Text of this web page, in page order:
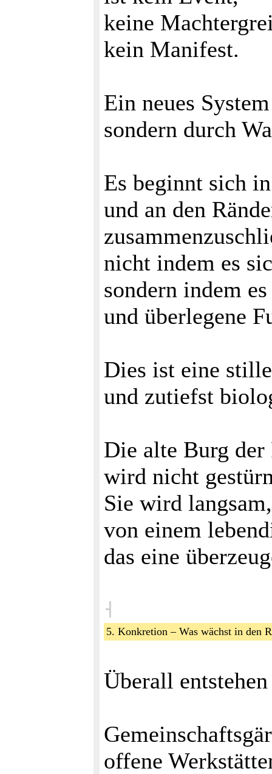
keine
kein Manifest.
Ein neues
sondern durch
Es beginnt sich
und an den
nicht indem es
sondern indem
und überlegene
Dies ist eine
und zutiefst
Die alte Burg der
wird nicht
Sie wird
von einem
das eine
˧
5. Konkretion – Was wächst in den
Überall
offene